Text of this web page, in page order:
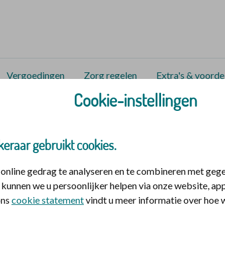
Vergoedingen Zorg regelen Extra's &
Zorgen voor elkaar en jezelf
niet vanzelf. Met
zoals God naar je kijkt.
Cookie-instellingen
gebruikt cookies.
gedrag te analyseren en te combineren met
we u persoonlijker helpen via onze website,
cookie statementvindt u meer informatie over hoe